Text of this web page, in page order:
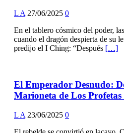
L A 27/06/2025 0
En el tablero cósmico del poder,
cuando el dragón despierta de su
predijo el I Ching: “Después […]
El Emperador Desnudo:
Marioneta de Los
L A 23/06/2025 0